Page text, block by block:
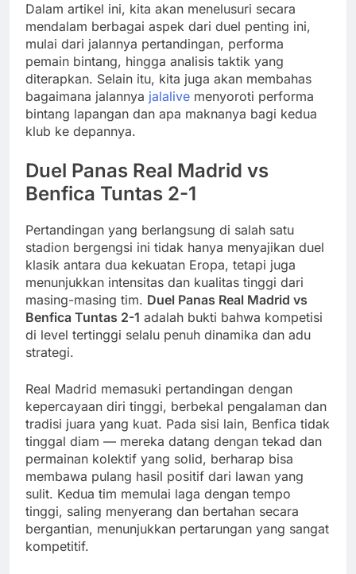
Dalam artikel ini, kita akan menelusuri secara
mendalam berbagai aspek dari duel penting ini,
mulai dari jalannya pertandingan, performa
pemain bintang, hingga analisis taktik yang
diterapkan. Selain itu, kita juga akan membahas
bagaimana jalannya jalalive menyoroti performa
bintang lapangan dan apa maknanya bagi kedua
klub ke depannya.
Duel Panas Real Madrid vs
Benfica Tuntas 2-1
Pertandingan yang berlangsung di salah satu
stadion bergengsi ini tidak hanya menyajikan duel
klasik antara dua kekuatan Eropa, tetapi juga
menunjukkan intensitas dan kualitas tinggi dari
masing-masing tim. Duel Panas Real Madrid vs
Benfica Tuntas 2-1 adalah bukti bahwa kompetisi
di level tertinggi selalu penuh dinamika dan adu
strategi.
Real Madrid memasuki pertandingan dengan
kepercayaan diri tinggi, berbekal pengalaman dan
tradisi juara yang kuat. Pada sisi lain, Benfica tidak
tinggal diam — mereka datang dengan tekad dan
permainan kolektif yang solid, berharap bisa
membawa pulang hasil positif dari lawan yang
sulit. Kedua tim memulai laga dengan tempo
tinggi, saling menyerang dan bertahan secara
bergantian, menunjukkan pertarungan yang sangat
kompetitif.